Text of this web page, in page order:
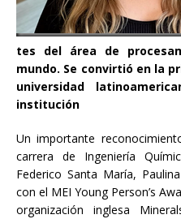
tes del área de
mundo. Se convirtió en la
universidad
institución
Un importante
carrera de Ingeniería
Federico Santa María,
con el MEI Young Person’s
organización inglesa